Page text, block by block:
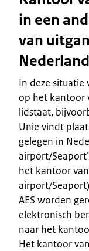
in een
van
Nederland
In deze
op het kantoor
lidstaat,
Unie vindt
gelegen in
airport/
het kantoor
airport/
AES worden
elektronisch
naar het
Het kantoor